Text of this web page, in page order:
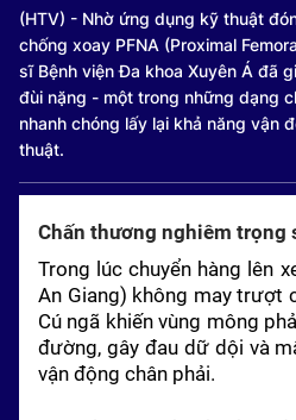
(HTV) - Nhờ ứng dụng kỹ thuật
chống xoay PFNA (Proximal
sĩ Bệnh viện Đa khoa Xuyên Á đã
đùi nặng - một trong những dạng
nhanh chóng lấy lại khả năng vận
thuật.
Chấn thương nghiêm trọng
Trong lúc chuyển hàng lên
An Giang) không may trượt
Cú ngã khiến vùng mông
đường, gây đau dữ dội và
vận động chân phải.